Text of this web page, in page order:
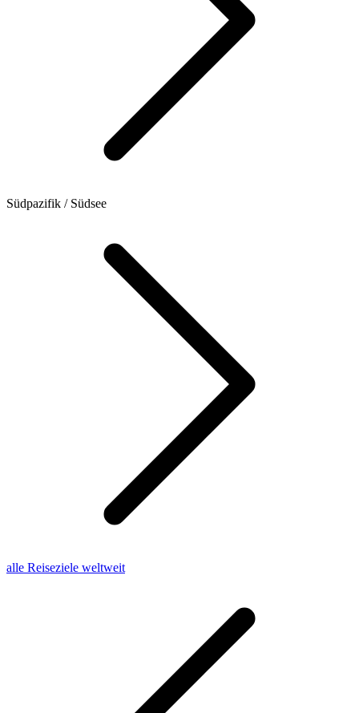
Südpazifik / Südsee
alle Reiseziele weltweit